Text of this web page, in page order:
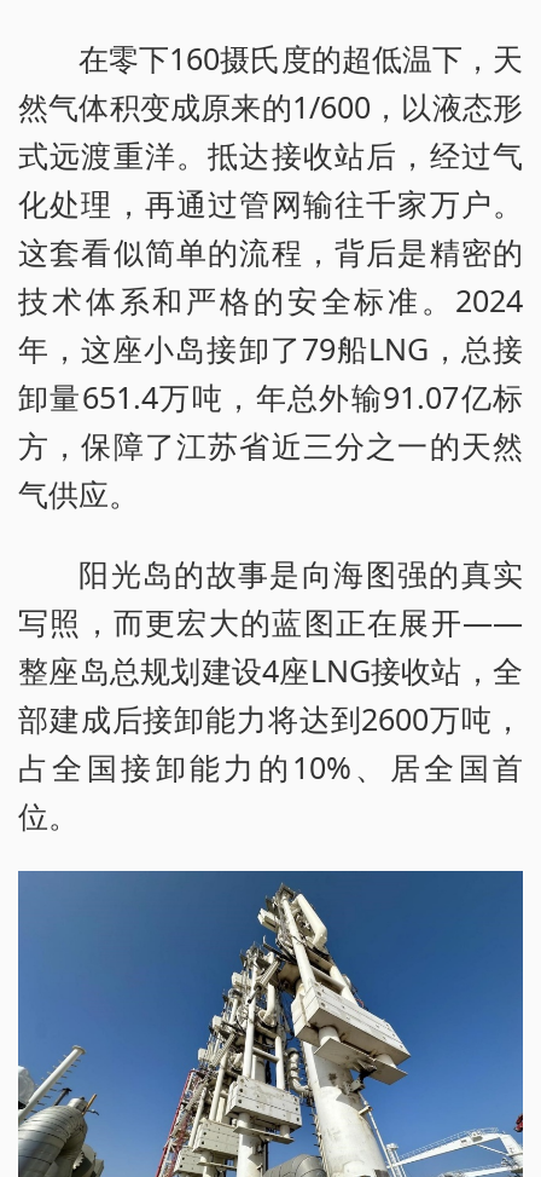
在零下160摄氏度的超低温下，天
然气体积变成原来的1/600，以液态形
式远渡重洋。抵达接收站后，经过气
化处理，再通过管网输往千家万户。
这套看似简单的流程，背后是精密的
技术体系和严格的安全标准。2024
年，这座小岛接卸了79船LNG，总接
卸量651.4万吨，年总外输91.07亿标
方，保障了江苏省近三分之一的天然
气供应。
阳光岛的故事是向海图强的真实
写照，而更宏大的蓝图正在展开——
整座岛总规划建设4座LNG接收站，全
部建成后接卸能力将达到2600万吨，
占全国接卸能力的10%、居全国首
位。